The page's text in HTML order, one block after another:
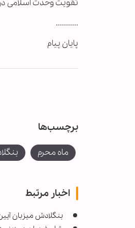
تقویت وحدت اسلامی
...........
پایان پیام
برچسب‌ها
ماه محرم
اخبار مرتبط
بنگلادش میزبان